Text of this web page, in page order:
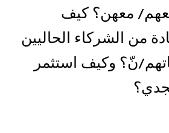
معهن؟ كيف
من الشركاء الحاليين
نّ؟ وكيف استثمر